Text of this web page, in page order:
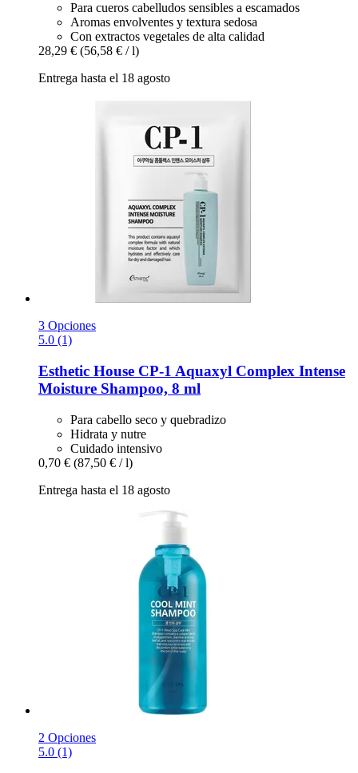
Para cueros cabelludos sensibles a escamados
Aromas envolventes y textura sedosa
Con extractos vegetales de alta calidad
28,29 € (56,58 € / l)
Entrega hasta el 18 agosto
3 Opciones
5.0 (1)
Esthetic House CP-​1 Aquaxyl Complex Intense
Moisture Shampoo, 8 ml
Para cabello seco y quebradizo
Hidrata y nutre
Cuidado intensivo
0,70 € (87,50 € / l)
Entrega hasta el 18 agosto
2 Opciones
5.0 (1)